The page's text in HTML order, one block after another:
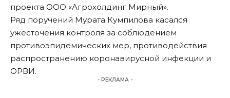
проекта ООО «Агрохолдинг Мирный».
Ряд поручений Мурата Кумпилова касался
ужесточения контроля за соблюдением
противоэпидемических мер, противодействия
распространению коронавирусной инфекции и
ОРВИ.
- РЕКЛАМА -